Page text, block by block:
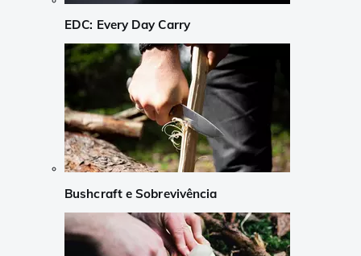
EDC: Every Day Carry
Bushcraft e Sobrevivência